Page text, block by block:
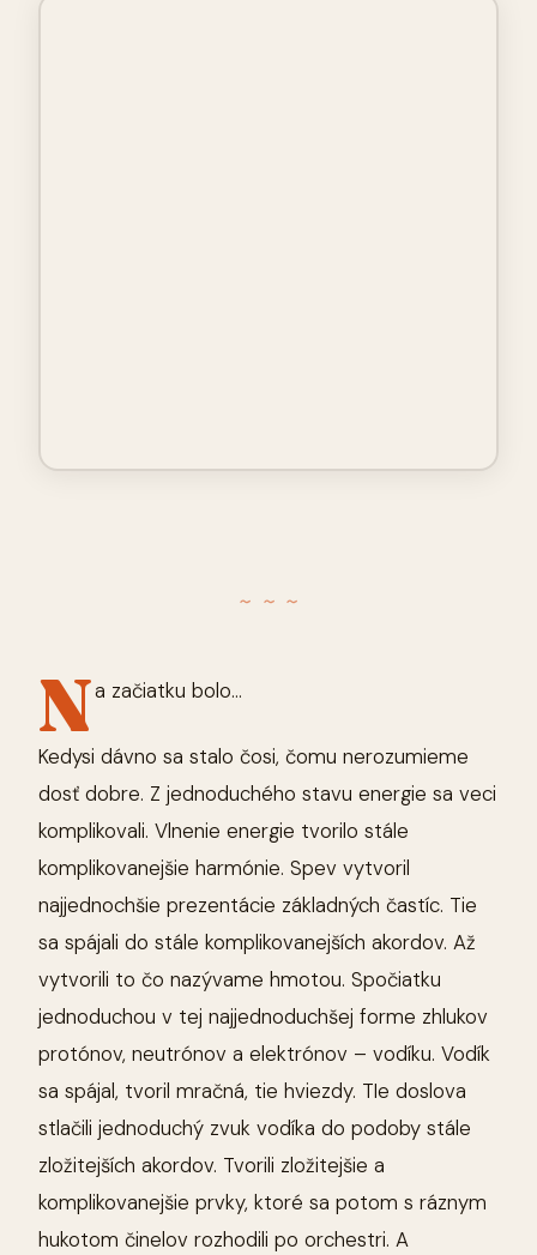
~ ~ ~
Na začiatku bolo…
Kedysi dávno sa stalo čosi, čomu nerozumieme
dosť dobre. Z jednoduchého stavu energie sa veci
komplikovali. Vlnenie energie tvorilo stále
komplikovanejšie harmónie. Spev vytvoril
najjednochšie prezentácie základných častíc. Tie
sa spájali do stále komplikovanejších akordov. Až
vytvorili to čo nazývame hmotou. Spočiatku
jednoduchou v tej najjednoduchšej forme zhlukov
protónov, neutrónov a elektrónov – vodíku. Vodík
sa spájal, tvoril mračná, tie hviezdy. TIe doslova
stlačili jednoduchý zvuk vodíka do podoby stále
zložitejších akordov. Tvorili zložitejšie a
komplikovanejšie prvky, ktoré sa potom s ráznym
hukotom činelov rozhodili po orchestri. A